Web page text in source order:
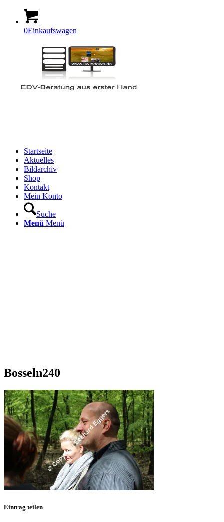
0Einkaufswagen
Startseite
Aktuelles
Bildarchiv
Shop
Kontakt
Mein Konto
Suche
Menü Menü
Bosseln240
Eintrag teilen